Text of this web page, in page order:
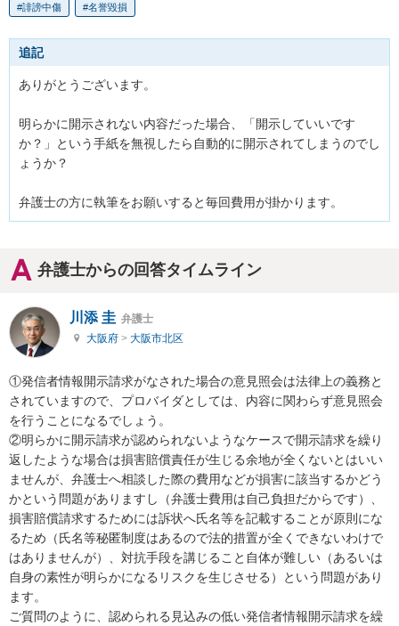
誹謗中傷 名誉毀損
追記
ありがとうございます。
明らかに開示されない内容だった場合、「開示していいです
か？」という手紙を無視したら自動的に開示されてしまうのでし
ょうか？
弁護士の方に執筆をお願いすると毎回費用が掛かります。
弁護士からの回答タイムライン
川添 圭 弁護士
大阪府 > 大阪市北区
①発信者情報開示請求がなされた場合の意見照会は法律上の義務と
されていますので、プロバイダとしては、内容に関わらず意見照会
を行うことになるでしょう。
②明らかに開示請求が認められないようなケースで開示請求を繰り
返したような場合は損害賠償責任が生じる余地が全くないとはいい
ませんが、弁護士へ相談した際の費用などが損害に該当するかどう
かという問題がありますし（弁護士費用は自己負担だからです）、
損害賠償請求するためには訴状へ氏名等を記載することが原則にな
るため（氏名等秘匿制度はあるので法的措置が全くできないわけで
はありませんが）、対抗手段を講じること自体が難しい（あるいは
自身の素性が明らかになるリスクを生じさせる）という問題があり
ます。
ご質問のように、認められる見込みの低い発信者情報開示請求を繰